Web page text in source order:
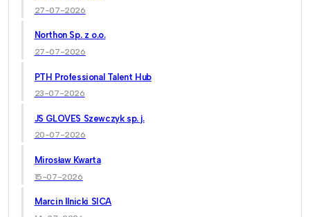
27-07-2026
Northon Sp. z o.o.
27-07-2026
PTH Professional Talent Hub
23-07-2026
JS GLOVES Szewczyk sp. j.
20-07-2026
Mirosław Kwarta
15-07-2026
Marcin Ilnicki SICA